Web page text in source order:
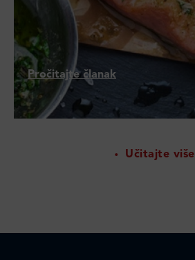
Pročitajte članak
Učitajte više